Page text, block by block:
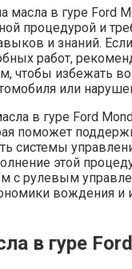
масла в гуре Ford
процедурой и
и знаний.
работ,
чтобы избежать
или
в гуре Ford
поможет
системы
этой
с рулевым
вождения и
в гуре